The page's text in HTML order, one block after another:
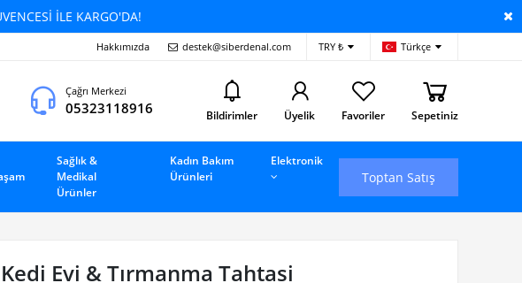
İLE KARGO'DA!
Hakkımızda destek@siberdenal.com TRY ₺ Türkçe
Çağrı Merkezi
05323118916 Bildirimler Üyelik Favoriler Sepetiniz
Sağlık &
Medikal
Ürünler
Kadın Bakım
Ürünleri
Elektronik
Toptan Satış
Evi & Tırmanma Tahtasi